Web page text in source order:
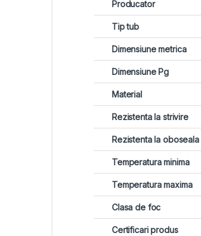
Producator
Tip tub
Dimensiune metrica
Dimensiune Pg
Material
Rezistenta la strivire
Rezistenta la oboseala
Temperatura minima
Temperatura maxima
Clasa de foc
Certificari produs